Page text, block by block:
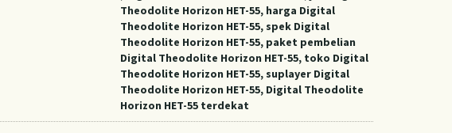
Theodolite Horizon HET-55, harga Digital
Theodolite Horizon HET-55, spek Digital
Theodolite Horizon HET-55, paket pembelian
Digital Theodolite Horizon HET-55, toko Digital
Theodolite Horizon HET-55, suplayer Digital
Theodolite Horizon HET-55, Digital Theodolite
Horizon HET-55 terdekat